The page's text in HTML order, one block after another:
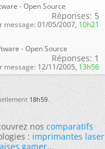
- Open Source
Réponses: 5
message: 01/05/2007, 10h21
- Open Source
Réponses: 1
message: 12/11/2005, 13h56
18h59.
noscomparatifs
:imprimantes laser
gamer...